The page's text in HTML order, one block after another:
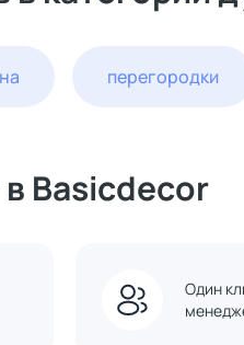
перегородки
Basicdecor
Один